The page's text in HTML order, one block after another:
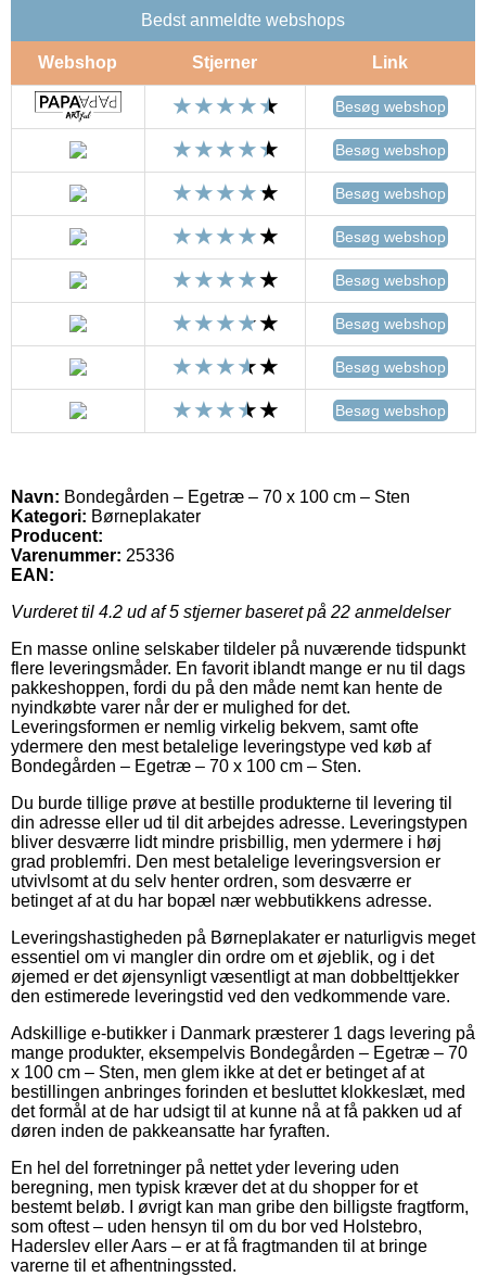
Bedst anmeldte webshops
Webshop Stjerner Link
Besøg webshop
Besøg webshop
Besøg webshop
Besøg webshop
Besøg webshop
Besøg webshop
Besøg webshop
Besøg webshop
Navn: Bondegården – Egetræ – 70 x 100 cm – Sten
Kategori: Børneplakater
Producent:
Varenummer: 25336
EAN:
Vurderet til 4.2 ud af 5 stjerner baseret på 22 anmeldelser
En masse online selskaber tildeler på nuværende tidspunkt
flere leveringsmåder. En favorit iblandt mange er nu til dags
pakkeshoppen, fordi du på den måde nemt kan hente de
nyindkøbte varer når der er mulighed for det.
Leveringsformen er nemlig virkelig bekvem, samt ofte
ydermere den mest betalelige leveringstype ved køb af
Bondegården – Egetræ – 70 x 100 cm – Sten.
Du burde tillige prøve at bestille produkterne til levering til
din adresse eller ud til dit arbejdes adresse. Leveringstypen
bliver desværre lidt mindre prisbillig, men ydermere i høj
grad problemfri. Den mest betalelige leveringsversion er
utvivlsomt at du selv henter ordren, som desværre er
betinget af at du har bopæl nær webbutikkens adresse.
Leveringshastigheden på Børneplakater er naturligvis meget
essentiel om vi mangler din ordre om et øjeblik, og i det
øjemed er det øjensynligt væsentligt at man dobbelttjekker
den estimerede leveringstid ved den vedkommende vare.
Adskillige e-butikker i Danmark præsterer 1 dags levering på
mange produkter, eksempelvis Bondegården – Egetræ – 70
x 100 cm – Sten, men glem ikke at det er betinget af at
bestillingen anbringes forinden et besluttet klokkeslæt, med
det formål at de har udsigt til at kunne nå at få pakken ud af
døren inden de pakkeansatte har fyraften.
En hel del forretninger på nettet yder levering uden
beregning, men typisk kræver det at du shopper for et
bestemt beløb. I øvrigt kan man gribe den billigste fragtform,
som oftest – uden hensyn til om du bor ved Holstebro,
Haderslev eller Aars – er at få fragtmanden til at bringe
varerne til et afhentningssted.